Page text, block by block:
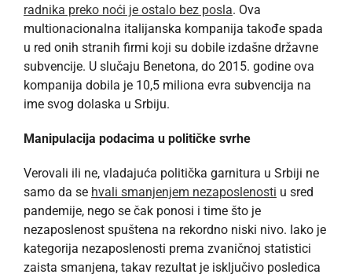
radnika preko noći je ostalo bez posla. Ova
multionacionalna italijanska kompanija takođe spada
u red onih stranih firmi koji su dobile izdašne državne
subvencije. U slučaju Benetona, do 2015. godine ova
kompanija dobila je 10,5 miliona evra subvencija na
ime svog dolaska u Srbiju.
Manipulacija podacima u političke svrhe
Verovali ili ne, vladajuća politička garnitura u Srbiji ne
samo da se hvali smanjenjem nezaposlenosti u sred
pandemije, nego se čak ponosi i time što je
nezaposlenost spuštena na rekordno niski nivo. Iako je
kategorija nezaposlenosti prema zvaničnoj statistici
zaista smanjena, takav rezultat je isključivo posledica